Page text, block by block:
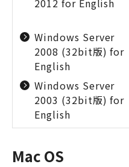
2012 for English
Windows Server
2008 (32bit版) for
English
Windows Server
2003 (32bit版) for
English
Mac OS